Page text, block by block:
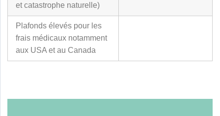
et catastrophe naturelle)
Plafonds élevés pour les
frais médicaux notamment
aux USA et au Canada